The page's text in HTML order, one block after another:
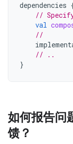
dependencies
//
val
//
// ..
}
如何报告问
馈？